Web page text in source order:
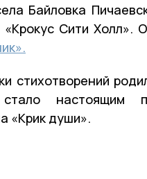
Байловка
Сити Холл».
стихотворений
настоящим
«Крик души».